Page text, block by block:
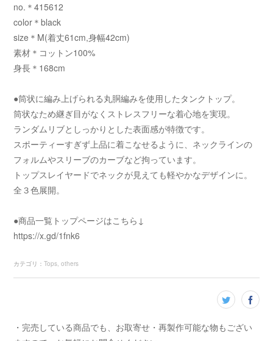
no.＊415612
color＊black
size＊M(着丈61cm,身幅42cm)
素材＊コットン100%
身長＊168cm
●筒状に編み上げられる丸胴編みを使用したタンクトップ。
筒状なため継ぎ目がなくストレスフリーな着心地を実現。
ランダムリブとしっかりとした表面感が特徴です。
スポーティーすぎず上品に着こなせるように、ネックラインの
フォルムやスリーブのカーブなど拘っています。
トップスレイヤードでネックが見えても軽やかなデザインに。
全３色展開。
●商品一覧トップページはこちら↓
https://x.gd/1fnk6
カテゴリ ：Tops others
・完売している商品でも、お取寄せ・再製作可能な物もござい